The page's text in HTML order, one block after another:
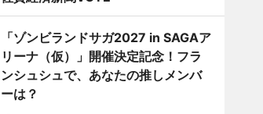
「ゾンビランドサガ2027 in SAGAア
リーナ（仮）」開催決定記念！フラ
ンシュシュで、あなたの推しメンバ
ーは？